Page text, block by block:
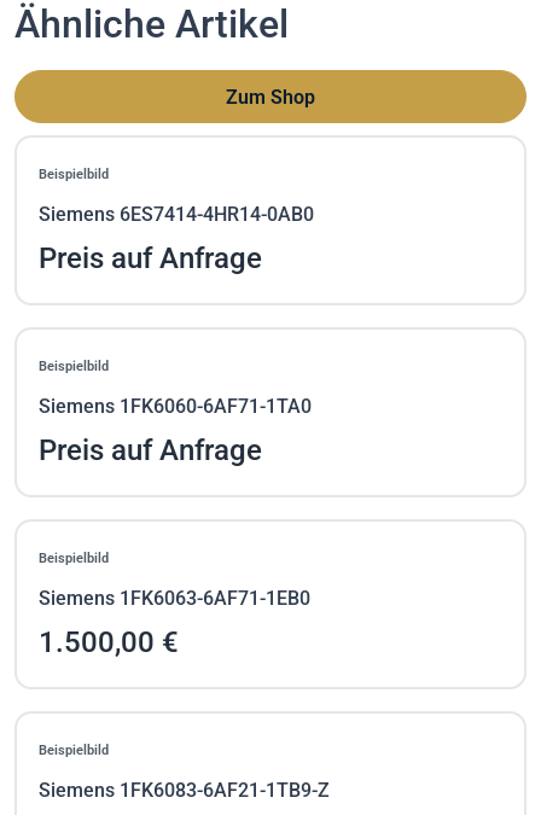
Ähnliche Artikel
Zum Shop
Beispielbild
Siemens 6ES7414-4HR14-0AB0
Preis auf Anfrage
Beispielbild
Siemens 1FK6060-6AF71-1TA0
Preis auf Anfrage
Beispielbild
Siemens 1FK6063-6AF71-1EB0
1.500,00 €
Beispielbild
Siemens 1FK6083-6AF21-1TB9-Z